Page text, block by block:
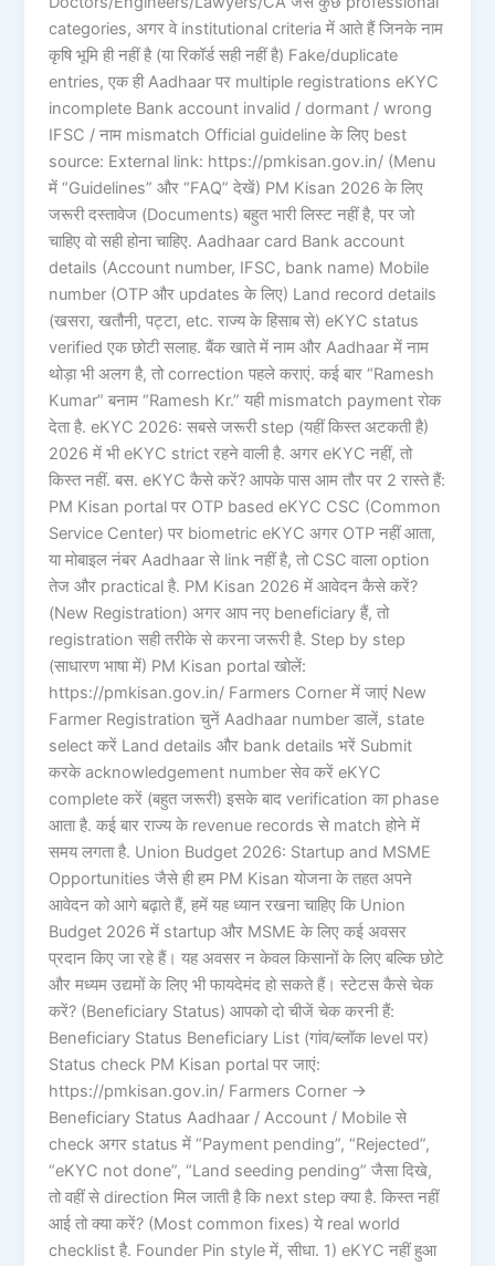
categories, अगर वे institutional criteria में आते हैं जिनके नाम
कृषि भूमि ही नहीं है (या रिकॉर्ड सही नहीं है) Fake/duplicate
entries, एक ही Aadhaar पर multiple registrations eKYC
incomplete Bank account invalid / dormant / wrong
IFSC / नाम mismatch Official guideline के लिए best
source: External link: https://pmkisan.gov.in/ (Menu
में “Guidelines” और “FAQ” देखें) PM Kisan 2026 के लिए
जरूरी दस्तावेज (Documents) बहुत भारी लिस्ट नहीं है, पर जो
चाहिए वो सही होना चाहिए. Aadhaar card Bank account
details (Account number, IFSC, bank name) Mobile
number (OTP और updates के लिए) Land record details
(खसरा, खतौनी, पट्टा, etc. राज्य के हिसाब से) eKYC status
verified एक छोटी सलाह. बैंक खाते में नाम और Aadhaar में नाम
थोड़ा भी अलग है, तो correction पहले कराएं. कई बार “Ramesh
Kumar” बनाम “Ramesh Kr.” यही mismatch payment रोक
देता है. eKYC 2026: सबसे जरूरी step (यहीं किस्त अटकती है)
2026 में भी eKYC strict रहने वाली है. अगर eKYC नहीं, तो
किस्त नहीं. बस. eKYC कैसे करें? आपके पास आम तौर पर 2 रास्ते हैं:
PM Kisan portal पर OTP based eKYC CSC (Common
Service Center) पर biometric eKYC अगर OTP नहीं आता,
या मोबाइल नंबर Aadhaar से link नहीं है, तो CSC वाला option
तेज और practical है. PM Kisan 2026 में आवेदन कैसे करें?
(New Registration) अगर आप नए beneficiary हैं, तो
registration सही तरीके से करना जरूरी है. Step by step
(साधारण भाषा में) PM Kisan portal खोलें:
https://pmkisan.gov.in/ Farmers Corner में जाएं New
Farmer Registration चुनें Aadhaar number डालें, state
select करें Land details और bank details भरें Submit
करके acknowledgement number सेव करें eKYC
complete करें (बहुत जरूरी) इसके बाद verification का phase
आता है. कई बार राज्य के revenue records से match होने में
समय लगता है. Union Budget 2026: Startup and MSME
Opportunities जैसे ही हम PM Kisan योजना के तहत अपने
आवेदन को आगे बढ़ाते हैं, हमें यह ध्यान रखना चाहिए कि Union
Budget 2026 में startup और MSME के लिए कई अवसर
प्रदान किए जा रहे हैं। यह अवसर न केवल किसानों के लिए बल्कि छोटे
और मध्यम उद्यमों के लिए भी फायदेमंद हो सकते हैं। स्टेटस कैसे चेक
करें? (Beneficiary Status) आपको दो चीजें चेक करनी हैं:
Beneficiary Status Beneficiary List (गांव/ब्लॉक level पर)
Status check PM Kisan portal पर जाएं:
https://pmkisan.gov.in/ Farmers Corner ->
Beneficiary Status Aadhaar / Account / Mobile से
check अगर status में “Payment pending”, “Rejected”,
“eKYC not done”, “Land seeding pending” जैसा दिखे,
तो वहीं से direction मिल जाती है कि next step क्या है. किस्त नहीं
आई तो क्या करें? (Most common fixes) ये real world
checklist है. Founder Pin style में, सीधा. 1) eKYC नहीं हुआ